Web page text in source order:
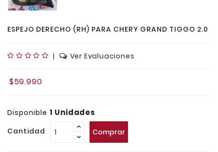
ESPEJO DERECHO (RH) PARA CHERY GRAND TIGGO 2.0
| Ver Evaluaciones
$59.990
Disponible 1 Unidades
Cantidad Comprar